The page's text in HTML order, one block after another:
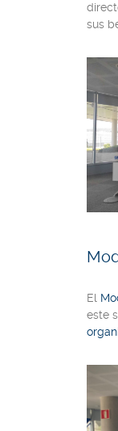
sus
El
este